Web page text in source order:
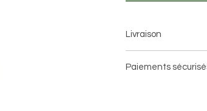
Livraison
Livraison en
Paiements